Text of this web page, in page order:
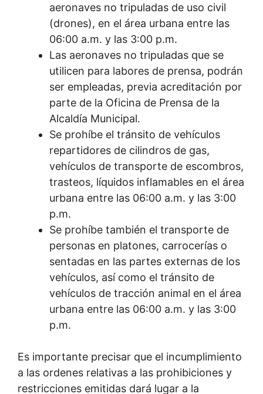
aeronaves no tripuladas de uso civil
(drones), en el área urbana entre las
06:00 a.m. y las 3:00 p.m.
Las aeronaves no tripuladas que se
utilicen para labores de prensa, podrán
ser empleadas, previa acreditación por
parte de la Oficina de Prensa de la
Alcaldía Municipal.
Se prohíbe el tránsito de vehículos
repartidores de cilindros de gas,
vehículos de transporte de escombros,
trasteos, líquidos inflamables en el área
urbana entre las 06:00 a.m. y las 3:00
p.m.
Se prohíbe también el transporte de
personas en platones, carrocerías o
sentadas en las partes externas de los
vehículos, así como el tránsito de
vehículos de tracción animal en el área
urbana entre las 06:00 a.m. y las 3:00
p.m.
Es importante precisar que el incumplimiento
a las ordenes relativas a las prohibiciones y
restricciones emitidas dará lugar a la